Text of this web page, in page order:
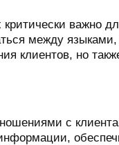
важно
между
клиентов, но
с